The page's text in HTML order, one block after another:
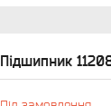
Підшипник